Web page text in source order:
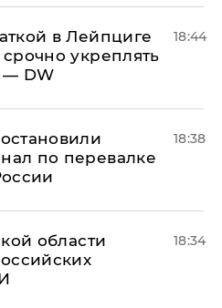
в Лейпциге
укреплять
— DW
18:44
по перевалке
18:38
области
18:34